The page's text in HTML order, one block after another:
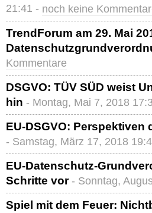
21:41 - noch keine
TrendForum am 29. Mai
Kommentare
DSGVO: TÜV SÜD weist
hin - Montag, Mai 7, 2018
EU-DSGVO: Perspektiven
- Samstag, März 17, 2018
EU-Datenschutz-
Schritte vor - Sonntag,
Spiel mit dem Feuer: